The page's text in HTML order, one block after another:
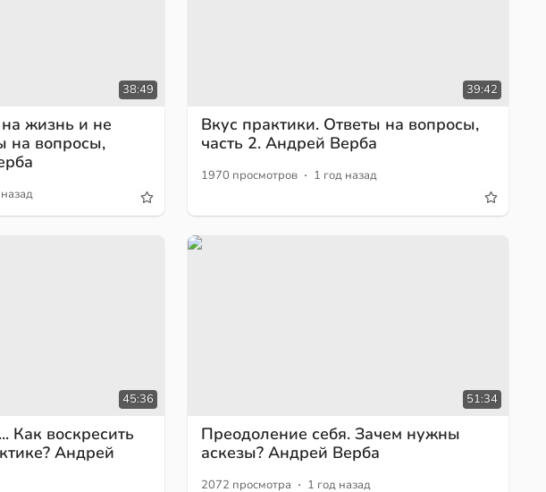
38:49
жизнь и не
на вопросы,
39:42
Вкус практики. Ответы на вопросы,
часть 2. Андрей Верба
1970 просмотров · 1 год назад
45:36
Как воскресить
Андрей
51:34
Преодоление себя. Зачем нужны
аскезы? Андрей Верба
2072 просмотра · 1 год назад